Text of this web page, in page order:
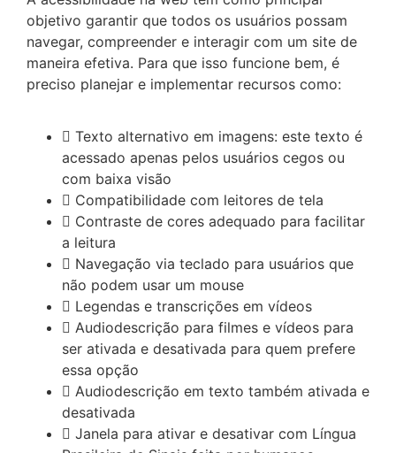
objetivo garantir que todos os usuários possam
navegar, compreender e interagir com um site de
maneira efetiva. Para que isso funcione bem, é
preciso planejar e implementar recursos como:
Texto alternativo em imagens: este texto é
acessado apenas pelos usuários cegos ou
com baixa visão
Compatibilidade com leitores de tela
Contraste de cores adequado para facilitar
a leitura
Navegação via teclado para usuários que
não podem usar um mouse
Legendas e transcrições em vídeos
Audiodescrição para filmes e vídeos para
ser ativada e desativada para quem prefere
essa opção
Audiodescrição em texto também ativada e
desativada
Janela para ativar e desativar com Língua